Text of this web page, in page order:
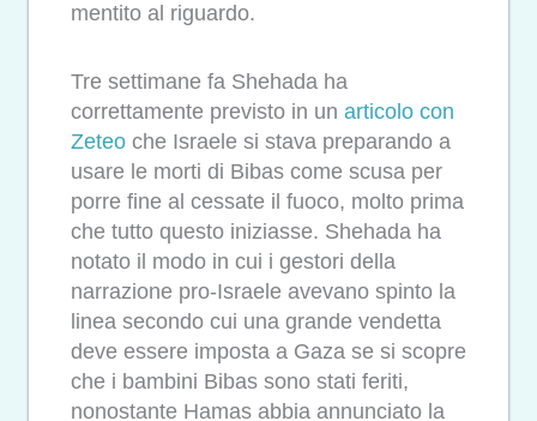
mentito al riguardo.
Tre settimane fa Shehada ha
correttamente previsto in un articolo con
Zeteo che Israele si stava preparando a
usare le morti di Bibas come scusa per
porre fine al cessate il fuoco, molto prima
che tutto questo iniziasse. Shehada ha
notato il modo in cui i gestori della
narrazione pro-Israele avevano spinto la
linea secondo cui una grande vendetta
deve essere imposta a Gaza se si scopre
che i bambini Bibas sono stati feriti,
nonostante Hamas abbia annunciato la